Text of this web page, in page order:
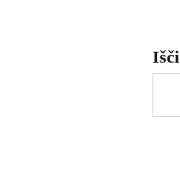
Išči